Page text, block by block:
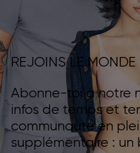
REJOINS LE
Abonne-toi à notre
infos de temps et
communauté en
supplémentaire :